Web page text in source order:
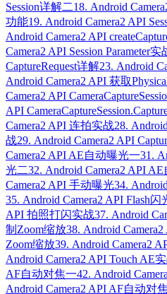
Session详解二18. Android
功能19. Android Camera2 API
Android Camera2 API
Camera2 API Session Parameter实
CaptureRequest详解23. Android
Android Camera2 API 获取
Camera2 API
API
Camera2 API 连拍实战28.
战29. Android Camera2 API
Camera2 API AE自动曝光一31.
光二32. Android Camera2 API
Camera2 API 手动曝光34.
35. Android Camera2 API Flash闪
API 拍照打闪实战37. Android
制Zoom缩放38. Android
Zoom缩放39. Android Camera2
Android Camera2 API Touch AE
AF自动对焦一42. Android
Android Camera2 API AF自动对